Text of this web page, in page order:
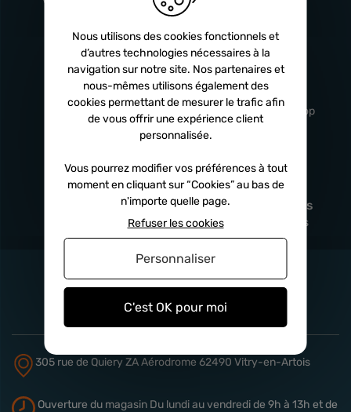
Livraison
rapide
Sous 24h à 48h
Service client
professionnel
De 8h à 17h Non-stop
Satisfait
remboursé
Paiement en
x3 fois
Sécurisé, sans frais
305 rue de Quiery ZA Aérodrome 62490 Vitry-en-Artois
Ouverture du magasinDu lundi au vendredi de 9h à 13h et de
Nous utilisons des cookies fonctionnels et
d’autres technologies nécessaires à la
navigation sur notre site. Nos partenaires et
nous-mêmes utilisons également des
cookies permettant de mesurer le trafic afin
de vous offrir une expérience client
personnalisée.
Vous pourrez modifier vos préférences à tout
moment en cliquant sur “Cookies” au bas de
n'importe quelle page.
C'est OK pour moi
Refuser les cookies
Personnaliser